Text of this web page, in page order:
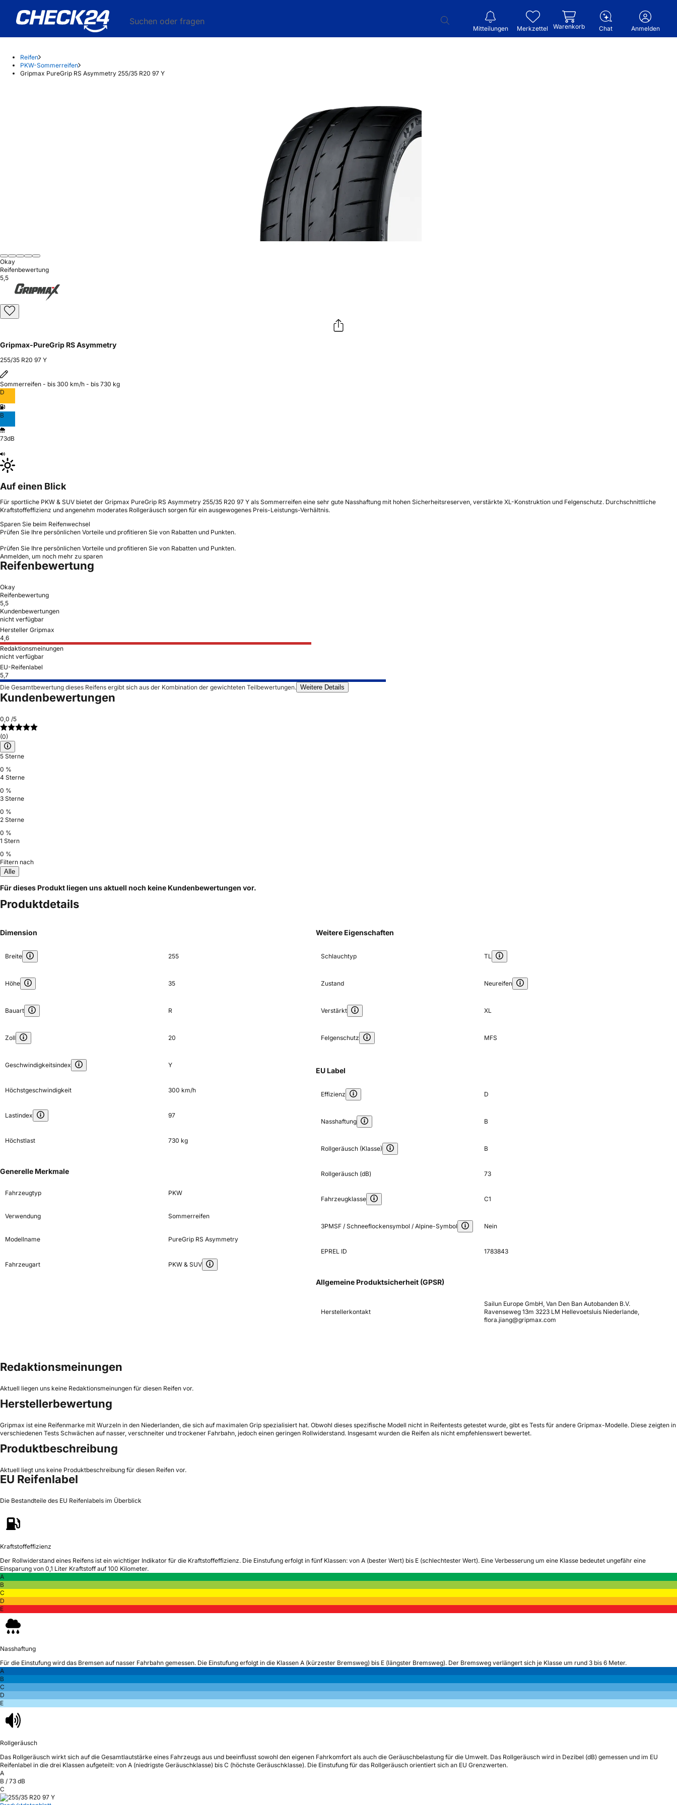
Suchen oder fragen
Mitteilungen Merkzettel Warenkorb Chat Anmelden
Reifen
PKW-Sommerreifen
Gripmax PureGrip RS Asymmetry 255/35 R20 97 Y
Okay
Reifenbewertung
5,5
Gripmax-PureGrip RS Asymmetry
255/35 R20 97 Y
Sommerreifen - bis 300 km/h - bis 730 kg
D
B
73dB
Auf einen Blick
Für sportliche PKW & SUV bietet der Gripmax PureGrip RS Asymmetry 255/35 R20 97 Y als Sommerreifen eine sehr gute Nasshaftung mit hohen Sicherheitsreserven, verstärkte XL-Konstruktion und Felgenschutz. Durchschnittliche
Kraftstoffeffizienz und angenehm moderates Rollgeräusch sorgen für ein ausgewogenes Preis-Leistungs-Verhältnis.
Sparen Sie beim Reifenwechsel
Prüfen Sie Ihre persönlichen Vorteile und profitieren Sie von Rabatten und Punkten.
Prüfen Sie Ihre persönlichen Vorteile und profitieren Sie von Rabatten und Punkten.
Anmelden, um noch mehr zu sparen
Reifenbewertung
Okay
Reifenbewertung
5,5
Kundenbewertungen
nicht verfügbar
Hersteller Gripmax
4,6
Redaktionsmeinungen
nicht verfügbar
EU-Reifenlabel
5,7
Die Gesamtbewertung dieses Reifens ergibt sich aus der Kombination der gewichteten Teilbewertungen. Weitere Details
Kundenbewertungen
0,0 /5
(0)
5 Sterne
0 %
4 Sterne
0 %
3 Sterne
0 %
2 Sterne
0 %
1 Stern
0 %
Filtern nach
Alle
Für dieses Produkt liegen uns aktuell noch keine Kundenbewertungen vor.
Produktdetails
Dimension
Breite 255
Höhe 35
Bauart R
Zoll 20
Geschwindigkeitsindex Y
Höchstgeschwindigkeit 300 km/h
Lastindex 97
Höchstlast 730 kg
Generelle Merkmale
Fahrzeugtyp PKW
Verwendung Sommerreifen
Modellname PureGrip RS Asymmetry
Fahrzeugart PKW & SUV
Weitere Eigenschaften
Schlauchtyp TL
Zustand Neureifen
Verstärkt XL
Felgenschutz MFS
EU Label
Effizienz D
Nasshaftung B
Rollgeräusch (Klasse) B
Rollgeräusch (dB) 73
Fahrzeugklasse C1
3PMSF / Schneeflockensymbol / Alpine-Symbol Nein
EPREL ID 1783843
Allgemeine Produktsicherheit (GPSR)
Herstellerkontakt
Sailun Europe GmbH, Van Den Ban Autobanden B.V.
Ravenseweg 13m 3223 LM Hellevoetsluis Niederlande,
flora.jiang@gripmax.com
Redaktionsmeinungen
Aktuell liegen uns keine Redaktionsmeinungen für diesen Reifen vor.
Herstellerbewertung
Gripmax ist eine Reifenmarke mit Wurzeln in den Niederlanden, die sich auf maximalen Grip spezialisiert hat. Obwohl dieses spezifische Modell nicht in Reifentests getestet wurde, gibt es Tests für andere Gripmax-Modelle. Diese zeigten in
verschiedenen Tests Schwächen auf nasser, verschneiter und trockener Fahrbahn, jedoch einen geringen Rollwiderstand. Insgesamt wurden die Reifen als nicht empfehlenswert bewertet.
Produktbeschreibung
Aktuell liegt uns keine Produktbeschreibung für diesen Reifen vor.
EU Reifenlabel
Die Bestandteile des EU Reifenlabels im Überblick
Kraftstoffeffizienz
Der Rollwiderstand eines Reifens ist ein wichtiger Indikator für die Kraftstoffeffizienz. Die Einstufung erfolgt in fünf Klassen: von A (bester Wert) bis E (schlechtester Wert). Eine Verbesserung um eine Klasse bedeutet ungefähr eine
Einsparung von 0,1 Liter Kraftstoff auf 100 Kilometer.
A
B
C
D
E
Nasshaftung
Für die Einstufung wird das Bremsen auf nasser Fahrbahn gemessen. Die Einstufung erfolgt in die Klassen A (kürzester Bremsweg) bis E (längster Bremsweg). Der Bremsweg verlängert sich je Klasse um rund 3 bis 6 Meter.
A
B
C
D
E
Rollgeräusch
Das Rollgeräusch wirkt sich auf die Gesamtlautstärke eines Fahrzeugs aus und beeinflusst sowohl den eigenen Fahrkomfort als auch die Geräuschbelastung für die Umwelt. Das Rollgeräusch wird in Dezibel (dB) gemessen und im EU
Reifenlabel in die drei Klassen aufgeteilt: von A (niedrigste Geräuschklasse) bis C (höchste Geräuschklasse). Die Einstufung für das Rollgeräusch orientiert sich an EU Grenzwerten.
A
B / 73 dB
C